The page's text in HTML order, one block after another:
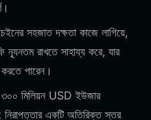
সহজাত দক্ষতা কাজে লাগিয়ে,
রাখতে সাহায্য করে, যার
পারেন।
৩০০ মিলিয়ন USD ইউজার
একটি অতিরিক্ত স্তর